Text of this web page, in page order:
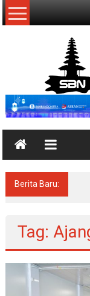
Lompat
ke
Berita Baru:
Tag: